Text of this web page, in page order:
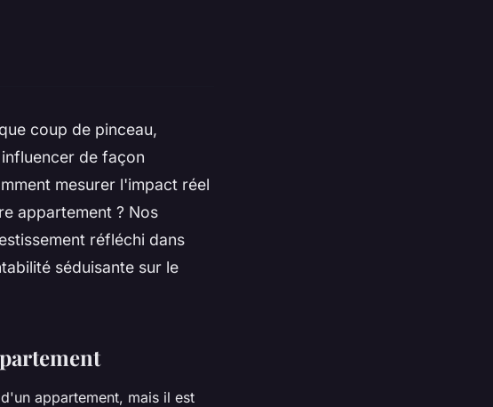
coup de pinceau,
de façon
mesurer l'impact réel
appartement ? Nos
réfléchi dans
séduisante sur le
appartement, mais il est